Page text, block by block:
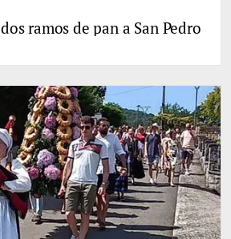
ramos de pan a San Pedro